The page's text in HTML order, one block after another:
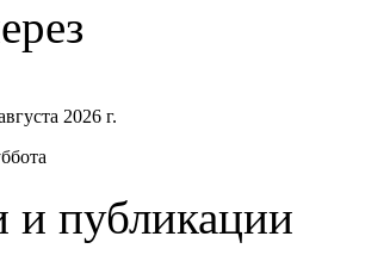
2026 г.
и публикации